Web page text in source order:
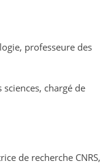
professeure des
sciences, chargé de
de recherche CNRS,